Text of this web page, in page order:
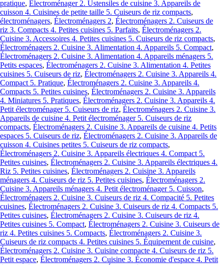
pratique, Électroménager 2. Ustensiles de cuisine 3. Appareils de
cuisson 4. Cuisines de petite taille 5. Cuiseurs de riz compacts,
électroménagers, Électroménagers 2, Électroménagers 2. Cuiseurs de
riz 3. Compacts 4. Petites cuisines 5. Parfaits, Électroménagers 2.
Cuisine 3. Accessoires 4. Petites cuisines 5. Cuiseurs de riz compacts,
Électroménagers 2. Cuisine 3. Alimentation 4. Appareils 5. Compact,
Électroménagers 2. Cuisine 3. Alimentation 4. Appareils ménagers 5.
Petits espaces, Électroménagers 2. Cuisine 3. Alimentation 4. Petites
cuisines 5. Cuiseurs de riz, Électroménagers 2. Cuisine 3. Appareils 4.
Compact 5. Pratique, Électroménagers 2. Cuisine 3. Appareils 4.
Compacts 5. Petites cuisines, Électroménagers 2. Cuisine 3. Appareils
4. Miniatures 5. Pratiques, Électroménagers 2. Cuisine 3. Appareils 4.
Petit électroménager 5. Cuiseurs de riz, Électroménagers 2. Cuisine 3.
Appareils de cuisine 4. Petit électroménager 5. Cuiseurs de riz
compacts, Électroménagers 2. Cuisine 3. Appareils de cuisine 4. Petits
espaces 5. Cuiseurs de riz, Électroménagers 2. Cuisine 3. Appareils de
cuisson 4. Cuisines petites 5. Cuiseurs de riz compacts,
Électroménagers 2. Cuisine 3. Appareils électriques 4. Compact 5.
Petites cuisines, Électroménagers 2. Cuisine 3. Appareils électriques 4.
Riz 5. Petites cuisines, Électroménagers 2. Cuisine 3. Appareils
ménagers 4. Cuiseurs de riz 5. Petites cuisines, Électroménagers 2.
Cuisine 3. Appareils ménagers 4. Petit électroménager 5. Cuisson,
Électroménagers 2. Cuisine 3. Cuiseurs de riz 4. Compacité 5. Petites
cuisines, Électroménagers 2. Cuisine 3. Cuiseurs de riz 4. Compacts 5.
Petites cuisines, Électroménagers 2. Cuisine 3. Cuiseurs de riz 4.
Petites cuisines 5. Compact, Électroménagers 2. Cuisine 3. Cuiseurs de
riz 4. Petites cuisines 5. Compacts, Électroménagers 2. Cuisine 3.
Cuiseurs de riz compacts 4. Petites cuisines 5. Équipement de cuisine,
Électroménagers 2. Cuisine 3. Cuisine compacte 4. Cuiseurs de riz 5.
Petit espace, Électroménagers 2. Cuisine 3. Économie d'espace 4. Petit